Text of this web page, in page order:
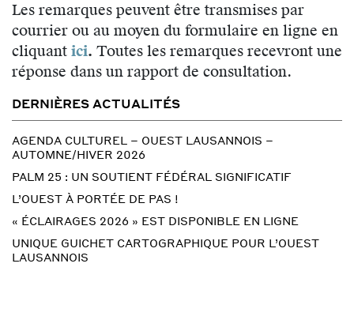
Les remarques peuvent être transmises par
courrier ou au moyen du formulaire en ligne en
cliquant ici. Toutes les remarques recevront une
réponse dans un rapport de consultation.
DERNIÈRES ACTUALITÉS
AGENDA CULTUREL – OUEST LAUSANNOIS –
AUTOMNE/HIVER 2026
PALM 25 : UN SOUTIENT FÉDÉRAL SIGNIFICATIF
L’OUEST À PORTÉE DE PAS !
« ÉCLAIRAGES 2026 » EST DISPONIBLE EN LIGNE
UNIQUE GUICHET CARTOGRAPHIQUE POUR L’OUEST
LAUSANNOIS